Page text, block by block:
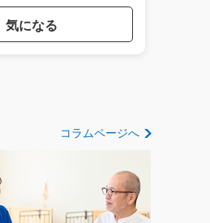
気になる
コラムページへ